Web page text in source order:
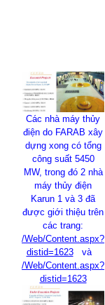
Các nhà máy thủy
điện do FARAB xây
dựng xong có tổng
công suất 5450
MW, trong đó 2 nhà
máy thủy điện
Karun 1 và 3 đã
được giới thiệu trên
các trang:
/Web/Content.aspx?
distid=1623
và
/Web/Content.aspx?
distid=1623